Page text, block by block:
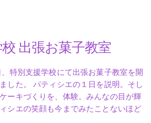
出張お菓子教室
特別支援学校にて出張お菓子教室を開
した。 パティシエの１日を説明。そし
ーキづくりを、体験。みんなの目が輝
シエの笑顔も今までみたことないほど